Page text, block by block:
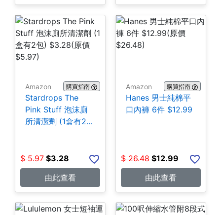
Amazon 購買指南
Stardrops The
Pink Stuff 泡沫廁
所清潔劑 (1盒有2
$ 5.97 $3.28
由此查看
Amazon 購買指南
Hanes 男士純棉平
口內褲 6件 $12.99
$ 26.48 $12.99
由此查看